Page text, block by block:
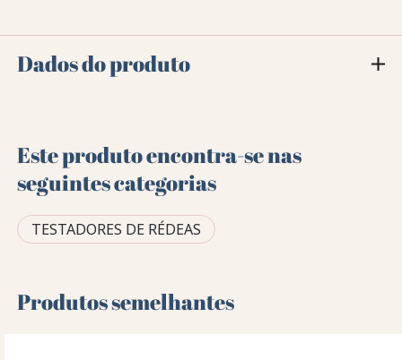
Dados do produto
Este produto encontra-se nas
seguintes categorias
TESTADORES DE RÉDEAS
Produtos semelhantes